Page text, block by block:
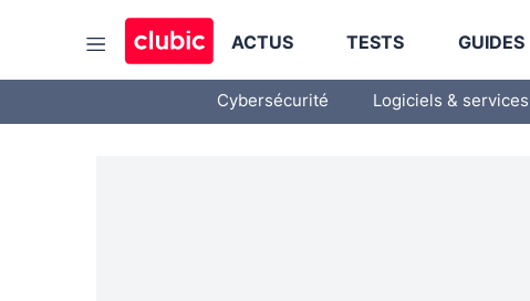
ACTUS TESTS GUIDES
Cybersécurité Logiciels & services